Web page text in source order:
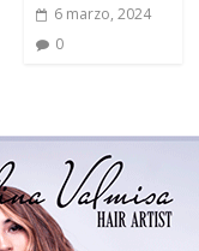
6 marzo, 2024
0